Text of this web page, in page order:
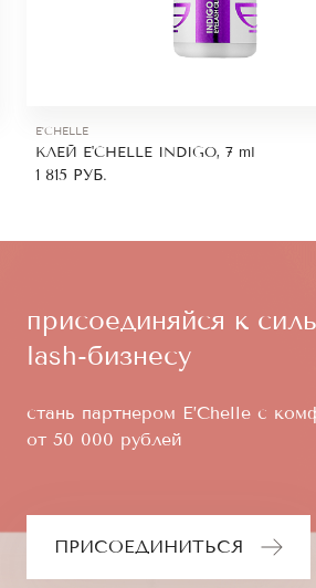
E'CHELLE
КЛЕЙ E'CHELLE INDIGO, 7 ml
1 815 РУБ.
присоединяйся к
lash-бизнесу
стань партнером E’Chelle с
от 50 000 рублей
ПРИСОЕДИНИТЬСЯ